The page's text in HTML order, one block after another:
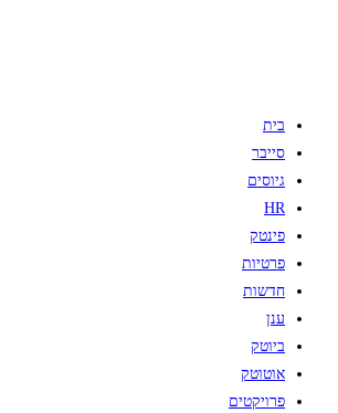
בית
סייבר
גיוסים
HR
פינטק
פרטיות
חדשות
ענן
ביוטק
אוטוטק
פרויקטים